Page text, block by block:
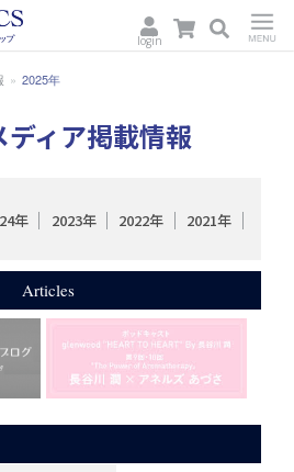
login
» 2025年
ィア掲載情報
年 2023年 2022年
2021年
Articles